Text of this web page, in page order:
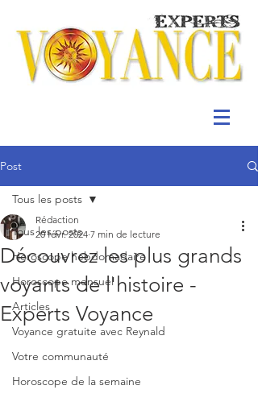
Post
Tous les posts
Horoscope hebdomadaire
Horoscope mensuel
Articles
Voyance gratuite avec Reynald
Votre communauté
Horoscope de la semaine
Tous les posts
Découvrez les plus grands
voyants de l'histoire -
Experts Voyance
Rédaction
20 févr. 2024 7 min de lecture